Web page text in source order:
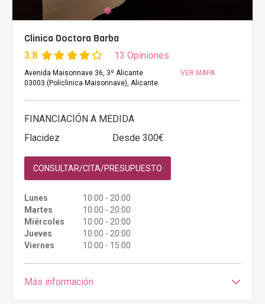
Clinica Doctora Barba
3.8 13 Opiniones
Avenida Maisonnave 36, 3º Alicante
03003 (Policlinica Maisonnave), Alicante
VER MAPA
FINANCIACIÓN A MEDIDA
Flacidez
Desde 300€
CONSULTAR/CITA/PRESUPUESTO
Lunes
10:00 - 20:00
Martes
10:00 - 20:00
Miércoles
10:00 - 20:00
Jueves
10:00 - 20:00
Viernes
10:00 - 15:00
Más información